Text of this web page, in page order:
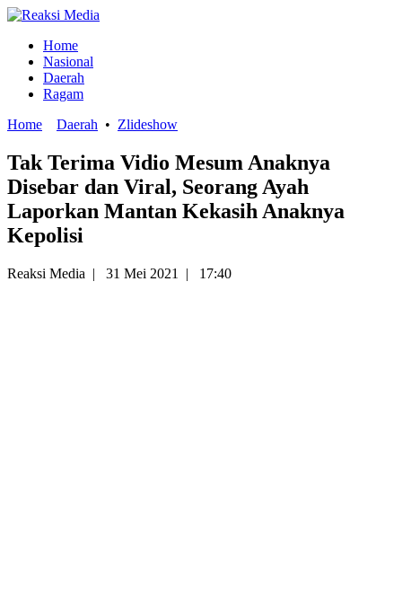
Home
Nasional
Daerah
Ragam
Home
Daerah • Zlideshow
Tak Terima Vidio Mesum Anaknya
Disebar dan Viral, Seorang Ayah
Laporkan Mantan Kekasih Anaknya
Kepolisi
Reaksi Media | 31 Mei 2021 | 17:40